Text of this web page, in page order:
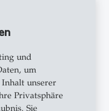
und
um
Inhalt unserer
Privatsphäre
Sie
in Wil
für die Region
Forum